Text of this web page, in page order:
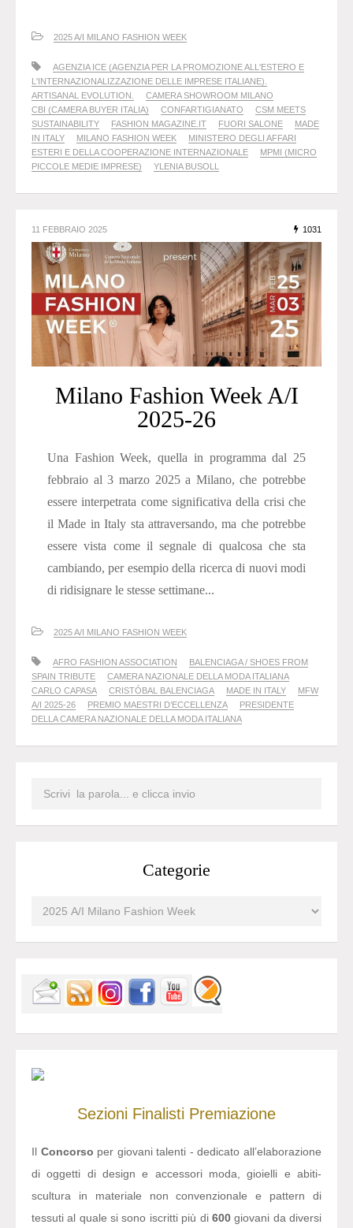
2025 A/I MILANO FASHION WEEK
AGENZIA ICE (AGENZIA PER LA PROMOZIONE ALL'ESTERO E
L'INTERNAZIONALIZZAZIONE DELLE IMPRESE ITALIANE).
ARTISANAL EVOLUTION.
CAMERA SHOWROOM MILANO
CBI (CAMERA BUYER ITALIA)
CONFARTIGIANATO
CSM MEETS
SUSTAINABILITY
FASHION MAGAZINE.IT FUORI SALONE
MADE
IN ITALY
MILANO FASHION WEEK
MINISTERO DEGLI AFFARI
ESTERI E DELLA COOPERAZIONE INTERNAZIONALE
MPMI (MICRO
PICCOLE MEDIE IMPRESE)
YLENIA BUSOLL
11 FEBBRAIO 2025 1031
Milano Fashion Week A/I
2025-26
Una Fashion Week, quella in programma dal 25
febbraio al 3 marzo 2025 a Milano, che potrebbe
essere interpetrata come significativa della crisi che
il Made in Italy sta attraversando, ma che potrebbe
essere vista come il segnale di qualcosa che sta
cambiando, per esempio della ricerca di nuovi modi
di ridisignare le stesse settimane...
2025 A/I MILANO FASHION WEEK
AFRO FASHION ASSOCIATION
BALENCIAGA / SHOES FROM
SPAIN TRIBUTE
CAMERA NAZIONALE DELLA MODA ITALIANA
CARLO CAPASA
CRISTÓBAL BALENCIAGA MADE IN ITALY
MFW
A/I 2025-26
PREMIO MAESTRI D’ECCELLENZA
PRESIDENTE
DELLA CAMERA NAZIONALE DELLA MODA ITALIANA
Categorie
Sezioni Finalisti Premiazione
Il Concorso per giovani talenti - dedicato all’elaborazione
di oggetti di design e accessori moda, gioielli e abiti-
scultura in materiale non convenzionale e pattern di
tessuti al quale si sono iscritti più di 600giovani da diversi